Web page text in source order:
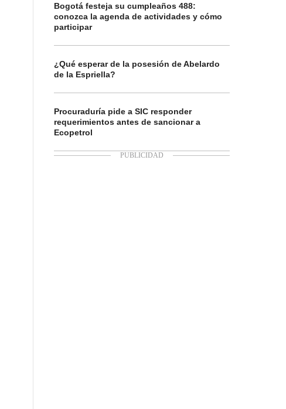
Bogotá festeja su cumpleaños 488:
conozca la agenda de actividades y cómo
participar
¿Qué esperar de la posesión de Abelardo
de la Espriella?
Procuraduría pide a SIC responder
requerimientos antes de sancionar a
Ecopetrol